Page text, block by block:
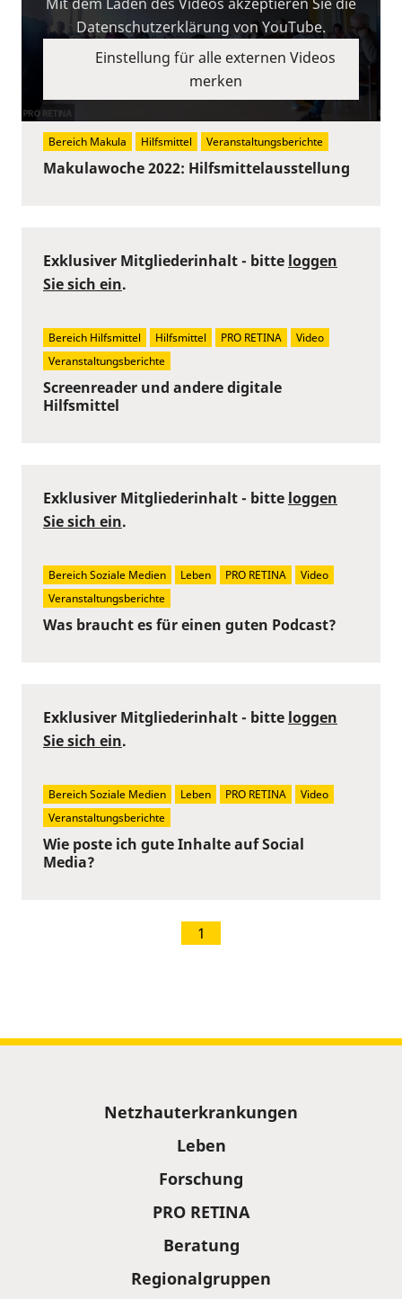
Makulawoche 2022: Hilfsmittelausstellung
Datenschutzerklärung von YouTube.
Einstellung für alle externen Videos
merken
Bereich Makula Hilfsmittel Veranstaltungsberichte
Screenreader und andere digitale
Hilfsmittel
Exklusiver Mitgliederinhalt - bitte loggen
Sie sich ein.
Bereich Hilfsmittel Hilfsmittel PRO RETINA
Video
Veranstaltungsberichte
Was braucht es für einen guten Podcast?
Exklusiver Mitgliederinhalt - bitte loggen
Sie sich ein.
Bereich Soziale Medien Leben PRO RETINA
Video
Veranstaltungsberichte
Wie poste ich gute Inhalte auf Social
Media?
Exklusiver Mitgliederinhalt - bitte loggen
Sie sich ein.
Bereich Soziale Medien Leben PRO RETINA
Video
Veranstaltungsberichte
1
Netzhauterkrankungen
Leben
Forschung
PRO RETINA
Beratung
Regionalgruppen